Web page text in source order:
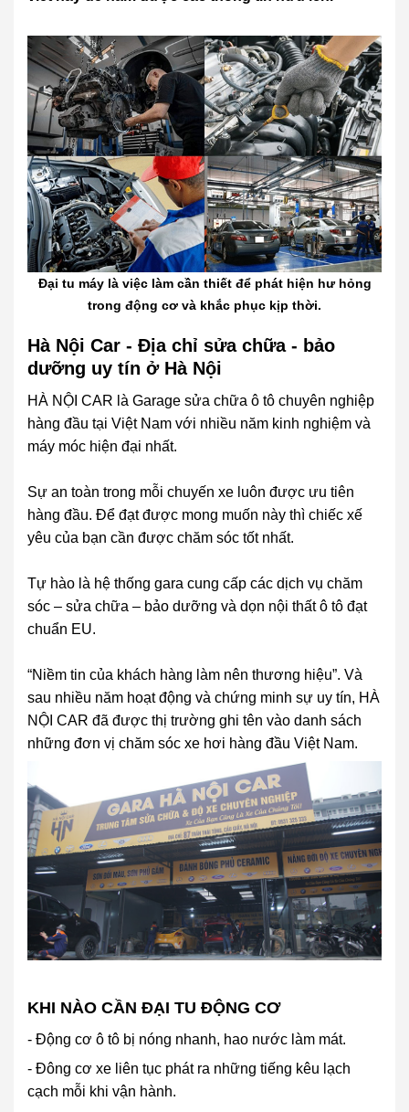
Đại tu máy là việc làm cần thiết để phát hiện hư hỏng
trong động cơ và khắc phục kịp thời.
Hà Nội Car - Địa chỉ sửa chữa - bảo
dưỡng uy tín ở Hà Nội
HÀ NỘI CAR là Garage sửa chữa ô tô chuyên nghiệp
hàng đầu tại Việt Nam với nhiều năm kinh nghiệm và
máy móc hiện đại nhất.
Sự an toàn trong mỗi chuyến xe luôn được ưu tiên
hàng đầu. Để đạt được mong muốn này thì chiếc xế
yêu của bạn cần được chăm sóc tốt nhất.
Tự hào là hệ thống gara cung cấp các dịch vụ chăm
sóc – sửa chữa – bảo dưỡng và dọn nội thất ô tô đạt
chuẩn EU.
“Niềm tin của khách hàng làm nên thương hiệu”. Và
sau nhiều năm hoạt động và chứng minh sự uy tín, HÀ
NỘI CAR đã được thị trường ghi tên vào danh sách
những đơn vị chăm sóc xe hơi hàng đầu Việt Nam.
KHI NÀO CẦN ĐẠI TU ĐỘNG CƠ
- Động cơ ô tô bị nóng nhanh, hao nước làm mát.
- Đông cơ xe liên tục phát ra những tiếng kêu lạch
cạch mỗi khi vận hành.